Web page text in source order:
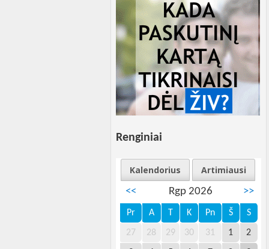
Renginiai
Kalendorius
Artimiausi
<<
Rgp 2026 >>
Pr A T K Pn Š S
27 28 29 30 31 1 2